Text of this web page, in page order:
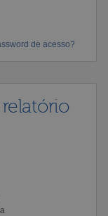
de acesso?